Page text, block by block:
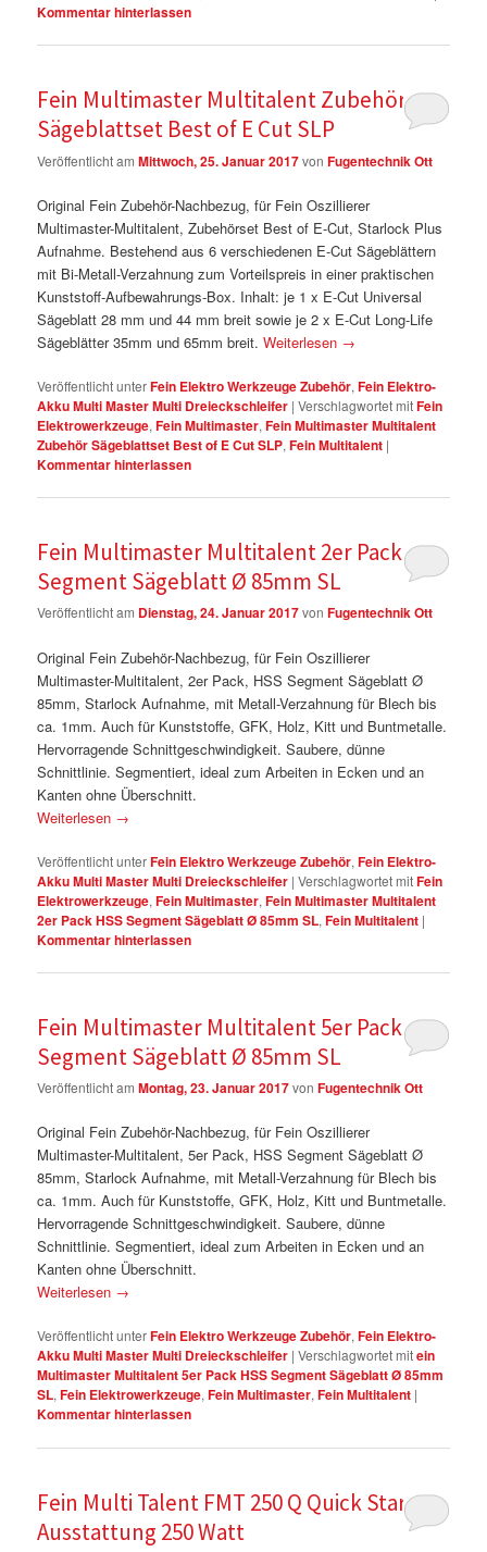
Kommentar hinterlassen
Fein Multimaster Multitalent Zubehör
Sägeblattset Best of E Cut SLP
Veröffentlicht amMittwoch, 25. Januar 2017vonFugentechnik Ott
Original Fein Zubehör-Nachbezug, für Fein Oszillierer
Multimaster-Multitalent, Zubehörset Best of E-Cut, Starlock Plus
Aufnahme. Bestehend aus 6 verschiedenen E-Cut Sägeblättern
mit Bi-Metall-Verzahnung zum Vorteilspreis in einer praktischen
Kunststoff-Aufbewahrungs-Box. Inhalt: je 1 x E-Cut Universal
Sägeblatt 28 mm und 44 mm breit sowie je 2 x E-Cut Long-Life
Sägeblätter 35mm und 65mm breit.Weiterlesen →
Veröffentlicht unterFein Elektro Werkzeuge Zubehör,Fein Elektro-
Akku Multi Master Multi Dreieckschleifer |Verschlagwortet mitFein
Elektrowerkzeuge,Fein Multimaster,Fein Multimaster Multitalent
Zubehör Sägeblattset Best of E Cut SLP,Fein Multitalent |
Kommentar hinterlassen
Fein Multimaster Multitalent 2er Pack HSS
Segment Sägeblatt Ø 85mm SL
Veröffentlicht am Dienstag, 24. Januar 2017vonFugentechnik Ott
Original Fein Zubehör-Nachbezug, für Fein Oszillierer
Multimaster-Multitalent, 2er Pack, HSS Segment Sägeblatt Ø
85mm, Starlock Aufnahme, mit Metall-Verzahnung für Blech bis
ca. 1mm. Auch für Kunststoffe, GFK, Holz, Kitt und Buntmetalle.
Hervorragende Schnittgeschwindigkeit. Saubere, dünne
Schnittlinie. Segmentiert, ideal zum Arbeiten in Ecken und an
Kanten ohne Überschnitt.
Weiterlesen →
Veröffentlicht unterFein Elektro Werkzeuge Zubehör,Fein Elektro-
Akku Multi Master Multi Dreieckschleifer |Verschlagwortet mitFein
Elektrowerkzeuge,Fein Multimaster,Fein Multimaster Multitalent
2er Pack HSS Segment Sägeblatt Ø 85mm SL,Fein Multitalent |
Kommentar hinterlassen
Fein Multimaster Multitalent 5er Pack HSS
Segment Sägeblatt Ø 85mm SL
Veröffentlicht amMontag, 23. Januar 2017vonFugentechnik Ott
Original Fein Zubehör-Nachbezug, für Fein Oszillierer
Multimaster-Multitalent, 5er Pack, HSS Segment Sägeblatt Ø
85mm, Starlock Aufnahme, mit Metall-Verzahnung für Blech bis
ca. 1mm. Auch für Kunststoffe, GFK, Holz, Kitt und Buntmetalle.
Hervorragende Schnittgeschwindigkeit. Saubere, dünne
Schnittlinie. Segmentiert, ideal zum Arbeiten in Ecken und an
Kanten ohne Überschnitt.
Weiterlesen →
Veröffentlicht unterFein Elektro Werkzeuge Zubehör,Fein Elektro-
Akku Multi Master Multi Dreieckschleifer |Verschlagwortet mitein
Multimaster Multitalent 5er Pack HSS Segment Sägeblatt Ø 85mm
SL,Fein Elektrowerkzeuge,Fein Multimaster,Fein Multitalent |
Kommentar hinterlassen
Fein Multi Talent FMT 250 Q Quick Start
Ausstattung 250 Watt